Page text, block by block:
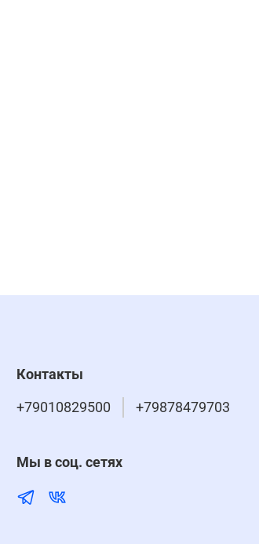
Контакты
+79010829500 +79878479703
Мы в соц. сетях